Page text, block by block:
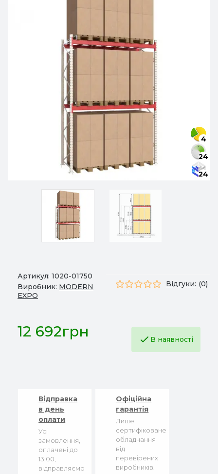
4
24
24
Артикул: 1020-01750
Виробник: MODERN
EXPO
Відгуки: (0)
12 692грн В наявності
Відправка
в день
оплати
Усі
замовлення,
оплачені до
13:00,
відправляємо
Офіційна
гарантія
Лише
сертифіковане
обладнання
від
перевірених
виробників.